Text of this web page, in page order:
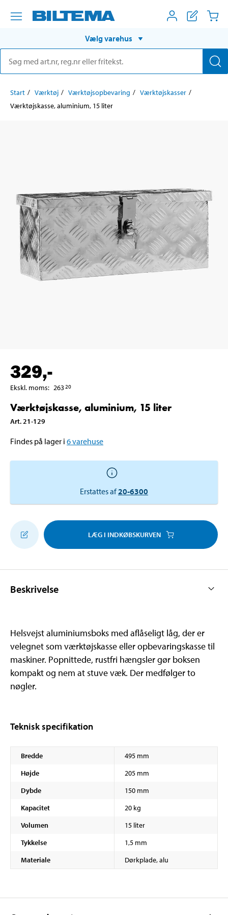
Vælg varehus
Start Værktøj Værktøjsopbevaring
Værktøjskasser
Værktøjskasse, aluminium, 15 liter
329,-
Ekskl. moms: 26320
Værktøjskasse, aluminium, 15 liter
Art. 21-129
Findes på lager i 6varehuse
Erstattes af20-6300
LÆG I INDKØBSKURVEN
Beskrivelse
Helsvejst aluminiumsboks med aflåseligt låg, der er
velegnet som værktøjskasse eller opbevaringskasse til
maskiner. Popnittede, rustfri hængsler gør boksen
kompakt og nem at stuve væk. Der medfølger to
nøgler.
Teknisk specifikation
Bredde
495 mm
Højde
205 mm
Dybde
150 mm
Kapacitet
20 kg
Volumen
15 liter
Tykkelse
1,5 mm
Materiale
Dørkplade, alu